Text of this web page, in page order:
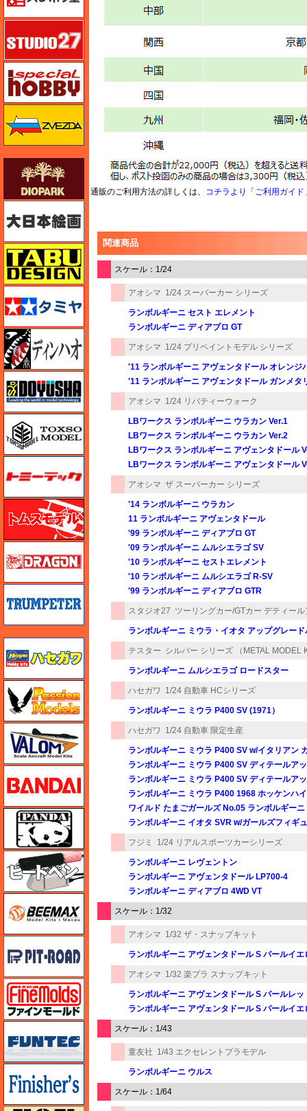
通販のご利用方法の詳しくは、 コチラより「ご利用ガイド
関連商品
スケール：1/24
アオシマ 1/24 スーパーカー シリーズ
ランボルギーニ セスト エレメント
ランボルギーニ ディアブロ GT
アオシマ 1/24 プリペイントモデル シリーズ
'11 ランボルギーニ アヴェンタドール オレンジ
'11 ランボルギーニ アヴェンタドール ガンメタ
アオシマ 1/24 リバティーウォーク
LBワークス ランボルギーニ ウラカン Ver.1
LBワークス ランボルギーニ ウラカン Ver.2
LBワークス ランボルギーニ アヴェンタドール
LBワークス ランボルギーニ アヴェンタドール
アオシマ ザ スーパーカー シリーズ
'14 ランボルギーニ ウラカン
11 ランボルギーニ アヴェンタドール
'99 ランボルギーニ ディアブロ GT
'09 ランボルギーニ ムルシエラゴ SV
'10 ランボルギーニ セストエレメント
'10 ランボルギーニ ムルシエラゴ R-SV
'99 ランボルギーニ ディアブロ GTR
スタジオ27 ツーリングカー/GTカー デティー
ランボルギーニ ミウラ・イオタ アップグレード
テスター シルバー シリーズ （METAL MODEL
ランボルギーニ ムルシエラゴ ロードスター
ハセガワ 1/24 自動車 HCシリーズ
ランボルギーニ ミウラ P400 SV (1971）
ハセガワ 1/24 自動車 限定生産
ランボルギーニ ミウラ P400 SV w/イタリアン
ランボルギーニ ミウラ P400 SV ディテールア
ランボルギーニ ミウラ P400 SV ディテールア
ランボルギーニ ミウラ P400 1968 ホッケンハ
ワイルド たまごガールズ No.05 ランボルギー
ランボルギーニ イオタ SVR w/ガールズフィギ
フジミ 1/24 リアルスポーツカーシリーズ
ランボルギーニ レヴェントン
ランボルギーニ アヴェンタドール LP700-4
ランボルギーニ ディアブロ 4WD VT
スケール：1/32
アオシマ 1/32 ザ・スナップキット
ランボルギーニ アヴェンタドール S パールイエ
アオシマ 1/32 楽プラ スナップキット
ランボルギーニ アヴェンタドール S パールレッ
ランボルギーニ アヴェンタドール S パールイエ
スケール：1/43
童友社 1/43 エクセレントプラモデル
ランボルギーニ ウルス
スケール：1/64
スタジオ27・タブデザイン
スペシャルホビー
ズベズダ（Zvezda）
ダイオパーク（diopark）
タブデザイン・スタジオ27
ディン・ハオ
トキソモデル（toxso_model）
トミーテック
トムスモデル
トランペッター
ハセガワ
バロムモデル
パンダホビー
ヒートペン（十和田技研・ブレインファクトリー）
ピットロード
ファインモールド
funtec（ファンテック）
フィニッシャーズ